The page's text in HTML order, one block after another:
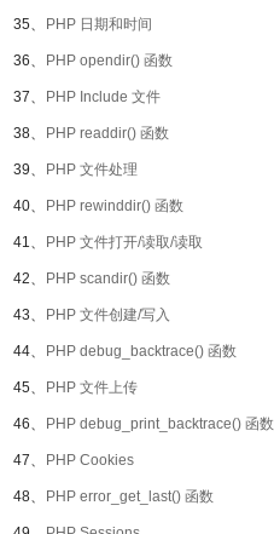
35、 PHP 日期和时间
36、 PHP opendir() 函数
37、 PHP Include 文件
38、 PHP readdir() 函数
39、 PHP 文件处理
40、 PHP rewinddir() 函数
41、 PHP 文件打开/读取/读取
42、 PHP scandir() 函数
43、 PHP 文件创建/写入
44、 PHP debug_backtrace() 函数
45、 PHP 文件上传
46、 PHP debug_print_backtrace() 函数
47、 PHP Cookies
48、 PHP error_get_last() 函数